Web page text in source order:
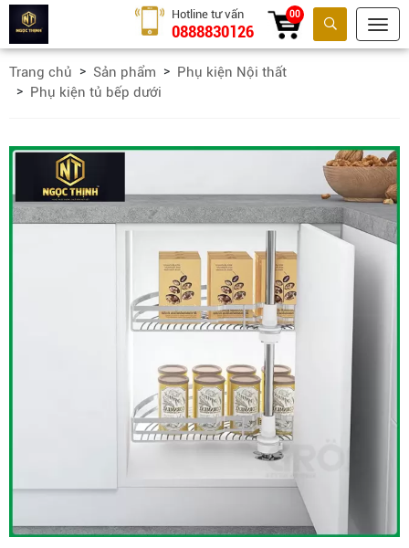
Tìm kiếm
Hotline tư vấn
0888830126
00
Trang chủ Sản phẩm
Phụ kiện Nội thất
Phụ kiện tủ bếp dưới